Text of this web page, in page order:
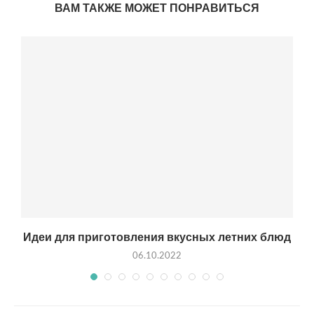
ВАМ ТАКЖЕ МОЖЕТ ПОНРАВИТЬСЯ
Идеи для приготовления вкусных летних блюд
06.10.2022